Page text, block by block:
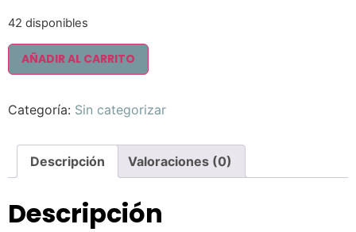
42 disponibles
AÑADIR AL CARRITO
Categoría: Sin categorizar
Descripción Valoraciones (0)
Descripción